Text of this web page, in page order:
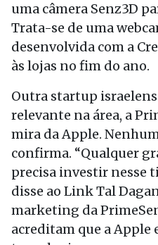
uma câmera Senz3D
Trata-se de uma
desenvolvida com a
às lojas no fim do ano.
Outra startup
relevante na área, a
mira da Apple.
confirma. “Qualquer
precisa investir nesse
disse ao Link Tal
marketing da
acreditam que a Apple